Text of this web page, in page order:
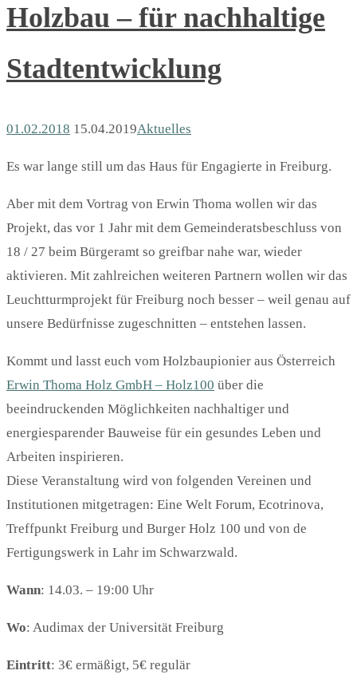
Holzbau – für nachhaltige
Stadtentwicklung
01.02.2018 15.04.2019Aktuelles
Es war lange still um das Haus für Engagierte in Freiburg.
Aber mit dem Vortrag von Erwin Thoma wollen wir das
Projekt, das vor 1 Jahr mit dem Gemeinderatsbeschluss von
18 / 27 beim Bürgeramt so greifbar nahe war, wieder
aktivieren. Mit zahlreichen weiteren Partnern wollen wir das
Leuchtturmprojekt für Freiburg noch besser – weil genau auf
unsere Bedürfnisse zugeschnitten – entstehen lassen.
Kommt und lasst euch vom Holzbaupionier aus Österreich
Erwin Thoma Holz GmbH – Holz100 über die
beeindruckenden Möglichkeiten nachhaltiger und
energiesparender Bauweise für ein gesundes Leben und
Arbeiten inspirieren.
Diese Veranstaltung wird von folgenden Vereinen und
Institutionen mitgetragen: Eine Welt Forum, Ecotrinova,
Treffpunkt Freiburg und Burger Holz 100 und von de
Fertigungswerk in Lahr im Schwarzwald.
Wann: 14.03. – 19:00 Uhr
Wo: Audimax der Universität Freiburg
Eintritt: 3€ ermäßigt, 5€ regulär